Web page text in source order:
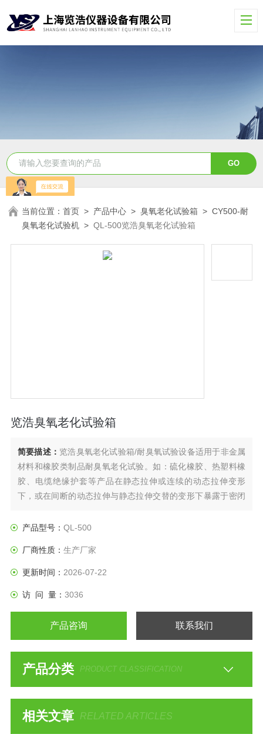
当前位置：首页 > 产品中心 >臭氧老化试验箱 >CY500-耐
臭氧老化试验机 >QL-500览浩臭氧老化试验箱
览浩臭氧老化试验箱
简要描述： 览浩臭氧老化试验箱/耐臭氧试验设备适用于非金属
材料和橡胶类制品耐臭氧老化试验。如：硫化橡胶、热塑料橡
胶、电缆绝缘护套等产品在静态拉伸或连续的动态拉伸变形
下，或在间断的动态拉伸与静态拉伸交替的变形下暴露于密闭
样表面发生的龟裂或其它性能的变化程度，以评定橡胶的耐臭
产品型号： QL-500
厂商性质： 生产厂家
更新时间： 2026-07-22
访 问 量： 3036
产品咨询 联系我们
产品分类 PRODUCT CLASSIFICATION
相关文章 RELATED ARTICLES